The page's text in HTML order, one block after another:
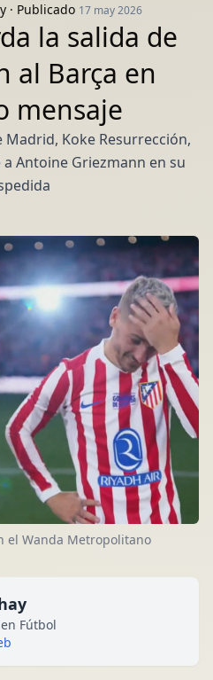
· Publicado 17 may 2026
la salida de
al Barça en
mensaje
Madrid, Koke Resurrección,
Antoine Griezmann en su
el Wanda Metropolitano
Fútbol